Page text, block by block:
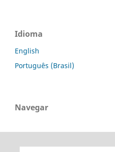
Idioma
English
Português (Brasil)
Navegar